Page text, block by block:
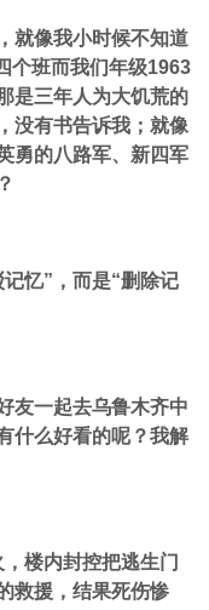
就像我小时候不知道
个班而我们年级1963
是三年人为大饥荒的
没有书告诉我；就像
勇的八路军、新四军
忆”，而是“删除记
友一起去乌鲁木齐中
什么好看的呢？我解
楼内封控把逃生门
救援，结果死伤惨